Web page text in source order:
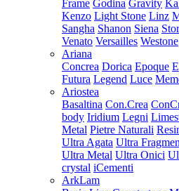
Frame Godina Gravity
Kenzo Light Stone Linz
Sangha Shanon Siena
Venato Versailles Westone
Ariana
Concrea Dorica Epoque
Futura Legend Luce
Ariostea
Basaltina Con.Crea
body Iridium Legni
Metal Pietre Naturali
Ultra Agata Ultra
Ultra Metal Ultra Onici
crystal iCementi
ArkLam